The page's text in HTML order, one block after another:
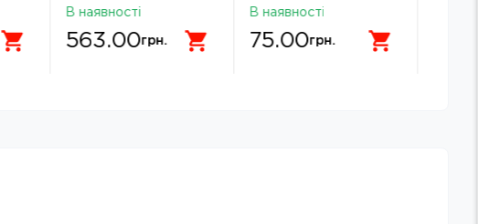
В наявності
563.00грн.
без клапана HP-02
В наявності
75.00грн.